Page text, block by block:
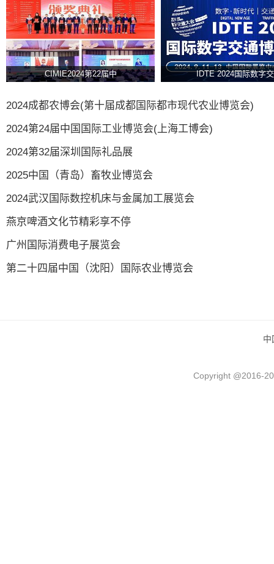
CIMIE2024第22届中 IDTE 2024国际数字交
2024成都农博会(第十届成都国际都市现代农业博览会)
2024第24届中国国际工业博览会(上海工博会)
2024第32届深圳国际礼品展
2025中国（青岛）畜牧业博览会
2024武汉国际数控机床与金属加工展览会
燕京啤酒文化节精彩享不停
广州国际消费电子展览会
第二十四届中国（沈阳）国际农业博览会
中
Copyright @2016-